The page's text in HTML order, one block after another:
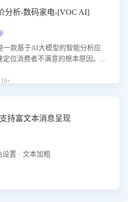
品牌声誉，实现客户满意度的持
分析-数码家电-[VOC AI]
一款基于AI大模型的智能分析应
定位消费者不满意的根本原因。该
明确责任归属，提供可落地的改
和店铺整体服务质量。
持富文本消息呈现
置 · 文本加粗